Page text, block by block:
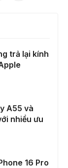
trả lại kính
A55 và
nhiều ưu
16 Pro